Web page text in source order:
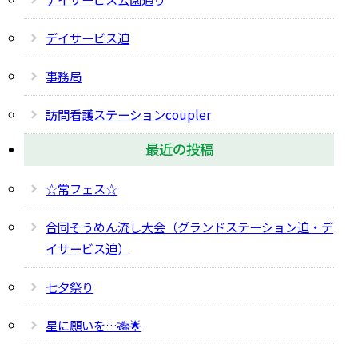
デイサービス迫
事務局
訪問看護ステーションcoupler
最近の投稿
☆常フェス☆
合同そうめん流し大会（グランドステーション迫・デ
イサービス迫）
七夕祭り
星に願いを…🎋🌟